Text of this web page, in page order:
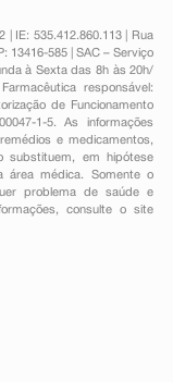
| IE: 535.412.860.113 | Rua
13416-585 | SAC – Serviço
à Sexta das 8h às 20h/
responsável:
de Funcionamento
1-5. As informações
e medicamentos,
substituem, em hipótese
área médica. Somente o
problema de saúde e
consulte o site